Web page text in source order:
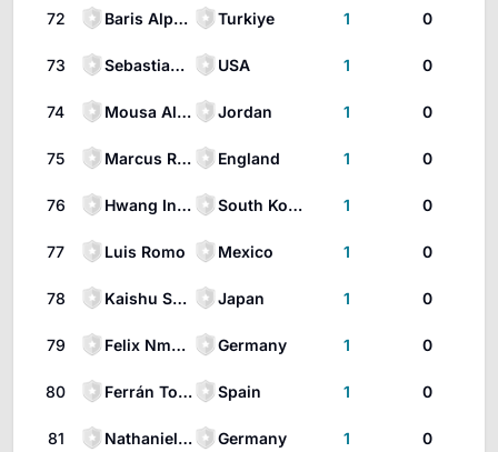
72 Baris Alper Yilmaz Turkiye 1 0
73 Sebastian Berhalter USA 1 0
74 Mousa Al-Tamari Jordan 1 0
75 Marcus Rashford England 1 0
76 Hwang In-Beom South Korea 1 0
77 Luis Romo Mexico 1 0
78 Kaishu Sano Japan 1 0
79 Felix Nmecha Germany 1 0
80 Ferrán Torres Spain 1 0
81 Nathaniel Brown Germany 1 0